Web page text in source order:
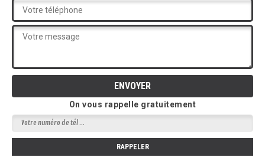
On vous rappelle gratuitement